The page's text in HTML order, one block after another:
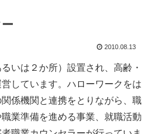
2010.08.13
いは２か所）設置され、高齢・
しています。ハローワークをは
係機関と連携をとりながら、職
業準備を進める事業、就職活動